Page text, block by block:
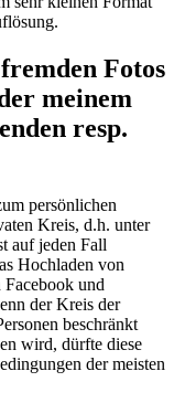
Fotos
meinem
resp.
persönlichen
Kreis, d.h. unter
auf jeden Fall
Hochladen von
und
der Kreis der
beschränkt
wird, dürfte diese
der meisten